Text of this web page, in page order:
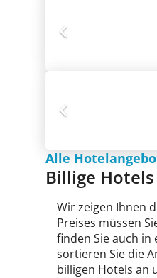
Alle
Billige
Wir zeigen Ihnen
Preises müssen
finden Sie auch in
sortieren Sie die
billigen Hotels an